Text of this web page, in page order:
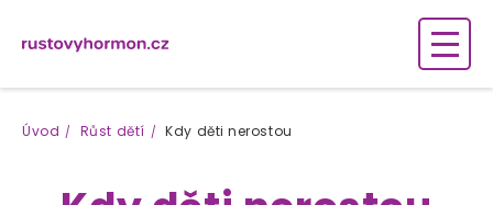
Úvod Růst dětí Kdy děti nerostou